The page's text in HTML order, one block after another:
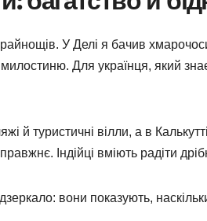
крайнощів. У Делі я бачив
милостиню. Для українця, який
й туристичні вілли, а в
Індійці вміють радіти
вони показують,